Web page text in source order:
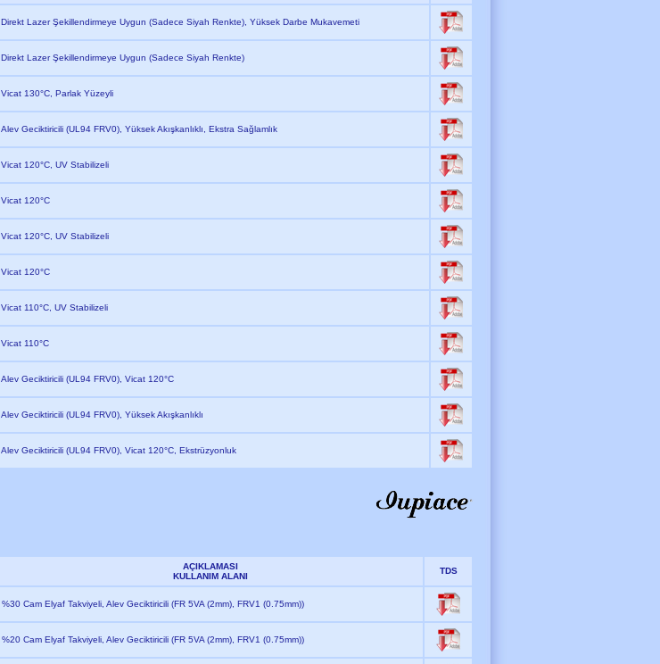
Direkt Lazer Şekillendirmeye Uygun (Sadece Siyah Renkte), Yüksek Darbe Mukavemeti
Direkt Lazer Şekillendirmeye Uygun (Sadece Siyah Renkte)
Vicat 130°C, Parlak Yüzeyli
Alev Geciktiricili (UL94 FRV0), Yüksek Akışkanlıklı, Ekstra Sağlamlık
Vicat 120°C, UV Stabilizeli
Vicat 120°C
Vicat 120°C, UV Stabilizeli
Vicat 120°C
Vicat 110°C, UV Stabilizeli
Vicat 110°C
Alev Geciktiricili (UL94 FRV0), Vicat 120°C
Alev Geciktiricili (UL94 FRV0), Yüksek Akışkanlıklı
Alev Geciktiricili (UL94 FRV0), Vicat 120°C, Ekstrüzyonluk
AÇIKLAMASI
KULLANIM ALANI
TDS
%30 Cam Elyaf Takviyeli, Alev Geciktiricili (FR 5VA (2mm), FRV1 (0.75mm))
%20 Cam Elyaf Takviyeli, Alev Geciktiricili (FR 5VA (2mm), FRV1 (0.75mm))